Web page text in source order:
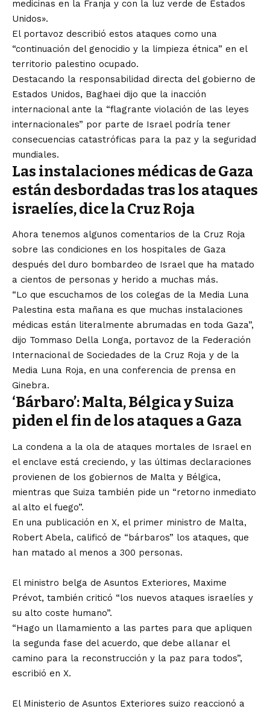
medicinas en la Franja y con la luz verde de Estados
Unidos».
El portavoz describió estos ataques como una
“continuación del genocidio y la limpieza étnica” en el
territorio palestino ocupado.
Destacando la responsabilidad directa del gobierno de
Estados Unidos, Baghaei dijo que la inacción
internacional ante la “flagrante violación de las leyes
internacionales” por parte de Israel podría tener
consecuencias catastróficas para la paz y la seguridad
mundiales.
Las instalaciones médicas de Gaza
están desbordadas tras los ataques
israelíes, dice la Cruz Roja
Ahora tenemos algunos comentarios de la Cruz Roja
sobre las condiciones en los hospitales de Gaza
después del duro bombardeo de Israel que ha matado
a cientos de personas y herido a muchas más.
“Lo que escuchamos de los colegas de la Media Luna
Palestina esta mañana es que muchas instalaciones
médicas están literalmente abrumadas en toda Gaza”,
dijo Tommaso Della Longa, portavoz de la Federación
Internacional de Sociedades de la Cruz Roja y de la
Media Luna Roja, en una conferencia de prensa en
Ginebra.
‘Bárbaro’: Malta, Bélgica y Suiza
piden el fin de los ataques a Gaza
La condena a la ola de ataques mortales de Israel en
el enclave está creciendo, y las últimas declaraciones
provienen de los gobiernos de Malta y Bélgica,
mientras que Suiza también pide un “retorno inmediato
al alto el fuego”.
En una publicación en X, el primer ministro de Malta,
Robert Abela, calificó de “bárbaros” los ataques, que
han matado al menos a 300 personas.
El ministro belga de Asuntos Exteriores, Maxime
Prévot, también criticó “los nuevos ataques israelíes y
su alto coste humano”.
“Hago un llamamiento a las partes para que apliquen
la segunda fase del acuerdo, que debe allanar el
camino para la reconstrucción y la paz para todos”,
escribió en X.
El Ministerio de Asuntos Exteriores suizo reaccionó a